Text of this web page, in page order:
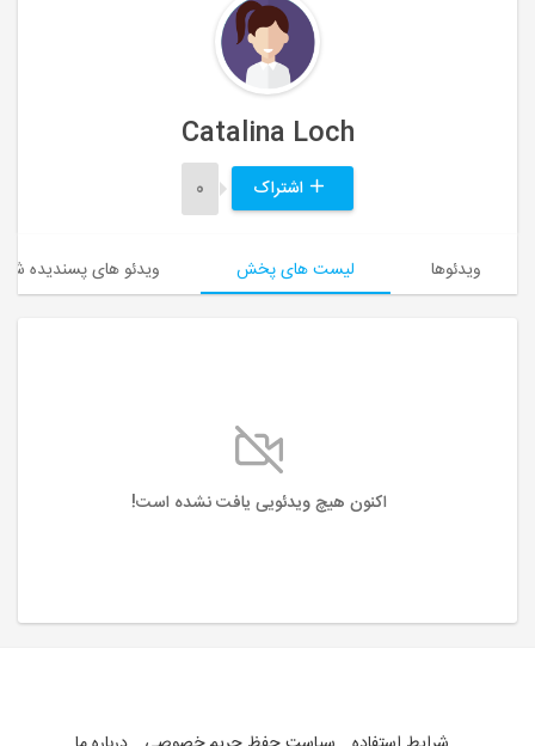
Catalina Loch
اشتراک 0
ویدئوها لیست های پخش ویدئو های پسندیده
اکنون هیچ ویدئویی یافت نشده است!